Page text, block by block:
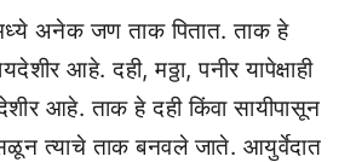
अनेक जण ताक पितात. ताक हे
आहे. दही, मठ्ठा, पनीर यापेक्षाही
आहे. ताक हे दही किंवा सायीपासून
त्याचे ताक बनवले जाते. आयुर्वेदात